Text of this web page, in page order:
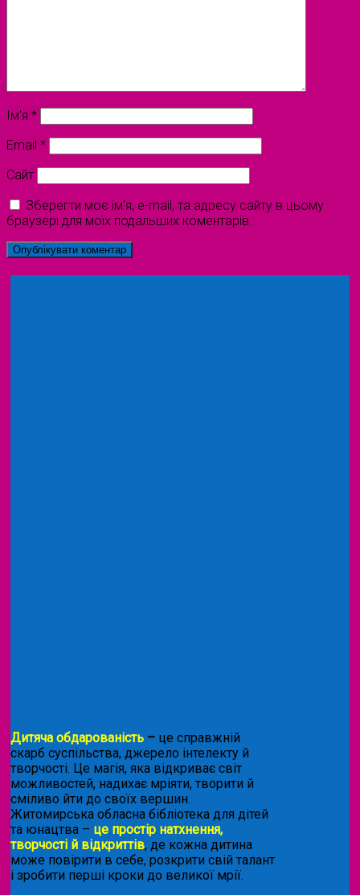
Ім'я *
Email *
Сайт
Зберегти моє ім'я, e-mail, та адресу сайту в цьому
браузері для моїх подальших коментарів.
Дитяча обдарованість – це справжній
скарб суспільства, джерело інтелекту й
творчості. Це магія, яка відкриває світ
можливостей, надихає мріяти, творити й
сміливо йти до своїх вершин.
Житомирська обласна бібліотека для дітей
та юнацтва – це простір натхнення,
творчості й відкриттів, де кожна дитина
може повірити в себе, розкрити свій талант
і зробити перші кроки до великої мрії.